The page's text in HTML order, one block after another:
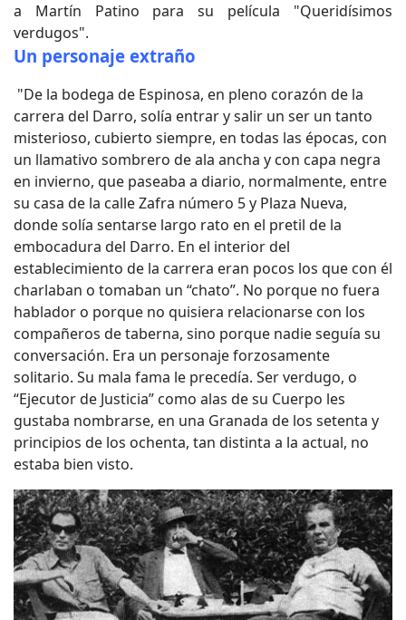
a Martín Patino para su película "Queridísimos
verdugos".
Un personaje extraño
"De la bodega de Espinosa, en pleno corazón de la
carrera del Darro, solía entrar y salir un ser un tanto
misterioso, cubierto siempre, en todas las épocas, con
un llamativo sombrero de ala ancha y con capa negra
en invierno, que paseaba a diario, normalmente, entre
su casa de la calle Zafra número 5 y Plaza Nueva,
donde solía sentarse largo rato en el pretil de la
embocadura del Darro. En el interior del
establecimiento de la carrera eran pocos los que con él
charlaban o tomaban un “chato”. No porque no fuera
hablador o porque no quisiera relacionarse con los
compañeros de taberna, sino porque nadie seguía su
conversación. Era un personaje forzosamente
solitario. Su mala fama le precedía. Ser verdugo, o
“Ejecutor de Justicia” como alas de su Cuerpo les
gustaba nombrarse, en una Granada de los setenta y
principios de los ochenta, tan distinta a la actual, no
estaba bien visto.